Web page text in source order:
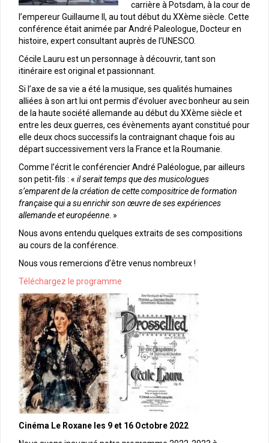
carrière à Potsdam, à la cour de
l’empereur Guillaume II, au tout début du XXème siècle. Cette
conférence était animée par André Paleologue, Docteur en
histoire, expert consultant auprès de l’UNESCO.
Cécile Lauru est un personnage à découvrir, tant son
itinéraire est original et passionnant.
Si l’axe de sa vie a été la musique, ses qualités humaines
alliées à son art lui ont permis d’évoluer avec bonheur au sein
de la haute société allemande au début du XXème siècle et
entre les deux guerres, ces évènements ayant constitué pour
elle deux chocs successifs la contraignant chaque fois au
départ successivement vers la France et la Roumanie.
Comme l’écrit le conférencier André Paléologue, par ailleurs
son petit-fils : « il serait temps que des musicologues
s’emparent de la création de cette compositrice de formation
française qui a su enrichir son œuvre de ses expériences
allemande et européenne. »
Nous avons entendu quelques extraits de ses compositions
au cours de la conférence.
Nous vous remercions d’être venus nombreux !
Téléchargez le programme
Cinéma Le Roxane les 9 et 16 Octobre 2022